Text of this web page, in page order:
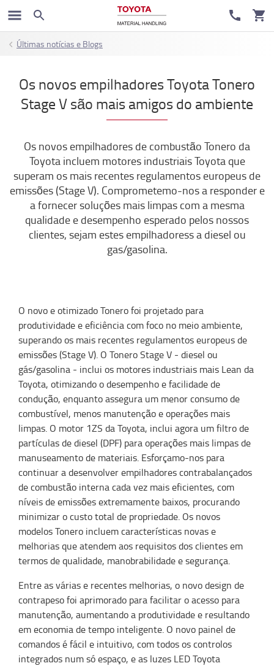
Últimas notícias e Blogs
Os novos empilhadores Toyota Tonero
Stage V são mais amigos do ambiente
Os novos empilhadores de combustão Tonero da
Toyota incluem motores industriais Toyota que
superam os mais recentes regulamentos europeus de
emissões (Stage V). Comprometemo-nos a responder e
a fornecer soluções mais limpas com a mesma
qualidade e desempenho esperado pelos nossos
clientes, sejam estes empilhadoress a diesel ou
gas/gasolina.
O novo e otimizado Tonero foi projetado para
produtividade e eficiência com foco no meio ambiente,
superando os mais recentes regulamentos europeus de
emissões (Stage V). O Tonero Stage V - diesel ou
gás/gasolina - inclui os motores industriais mais Lean da
Toyota, otimizando o desempenho e facilidade de
condução, enquanto assegura um menor consumo de
combustível, menos manutenção e operações mais
limpas. O motor 1ZS da Toyota, inclui agora um filtro de
partículas de diesel (DPF) para operações mais limpas de
manuseamento de materiais. Esforçamo-nos para
continuar a desenvolver empilhadores contrabalançados
de combustão interna cada vez mais eficientes, com
níveis de emissões extremamente baixos, procurando
minimizar o custo total de propriedade. Os novos
modelos Tonero incluem características novas e
melhorias que atendem aos requisitos dos clientes em
termos de qualidade, manobrabilidade e segurança.
Entre as várias e recentes melhorias, o novo design de
contrapeso foi aprimorado para facilitar o acesso para
manutenção, aumentando a produtividade e resultando
em economia de tempo inteligente. O novo painel de
comandos é fácil e intuitivo, com todos os controlos
integrados num só espaço, e as luzes LED Toyota